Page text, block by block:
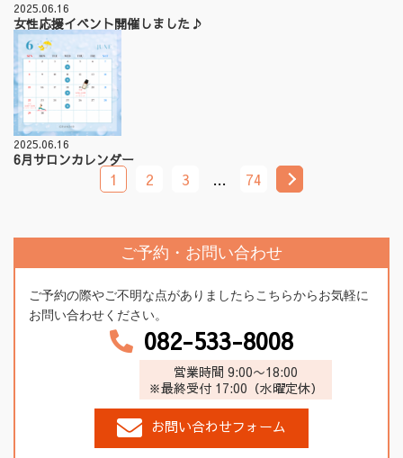
2025.06.16
女性応援イベント開催しました♪
2025.06.16
6月サロンカレンダー
1 2 3 … 74
ご予約・お問い合わせ
ご予約の際やご不明な点がありましたらこちらからお気軽に
お問い合わせください。
082-533-8008
営業時間 9:00〜18:00
※最終受付 17:00（水曜定休）
お問い合わせフォーム